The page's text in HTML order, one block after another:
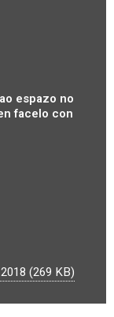
espazo no
facelo con
(269 KB)